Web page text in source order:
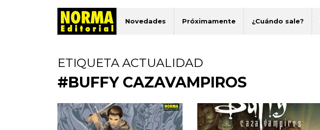
Novedades Próximamente ¿Cuándo sale?
ETIQUETA ACTUALIDAD
#BUFFY CAZAVAMPIROS